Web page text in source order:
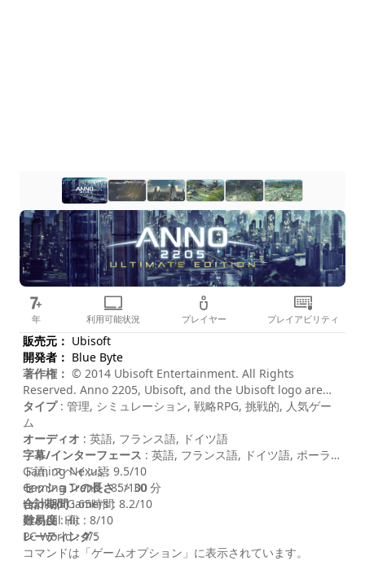
年 利用可能状況 プレイヤー プレイアビリティ
販売元： Ubisoft
開発者： Blue Byte
著作権： © 2014 Ubisoft Entertainment. All Rights
Reserved. Anno 2205, Ubisoft, and the Ubisoft logo are
trademarks of Ubisoft Entertainment in the US and/or
other countries. Anno, Blue Byte, and the Blue Byte logo
are trademarks of Ubisoft GmbH in the US and/or other
countries.
タイプ: 管理, シミュレーション, 戦略RPG, 挑戦的, 人気ゲー
ム
オーディオ : 英語, フランス語, ドイツ語
字幕/インターフェース : 英語, フランス語, ドイツ語, ポーラン
ド語, スペイン語
セッションの長さ: > 30 分
合計期間: 65時間
難易度: 高
レーティング:
Gaming Nexus : 9.5/10
Gaming Trend : 85/100
Hooked Gamers : 8.2/10
Critical Hit : 8/10
PC World : 4/5
コマンドは「ゲームオプション」に表示されています。